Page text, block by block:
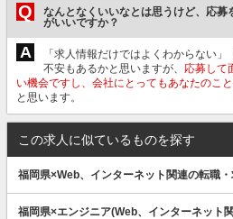
Q
なんとなくいいなとは思うけど、応募
がいいですか？
A
「求人情報だけではよくわからない
不安もあるかと思いますが、 応募して
い機会ですし、会社にとってもあなたのこ
と思います。
この求人に似ているものを探す
福岡県×Web、インターネット関連の転職・
福岡県×エンジニア(Web、インターネット